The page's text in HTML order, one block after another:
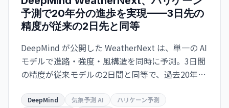
予測で20年分の進歩を実現——3日先の
精度が従来の2日先と同等
DeepMind が公開した WeatherNext は、単一の AI
モデルで進路・強度・風構造を同時に予測。3日間
の精度が従来モデルの2日間と同等で、過去20年の
た。GitHub でオープンソース化。
DeepMind 気象予測 AI
ハリケーン予測